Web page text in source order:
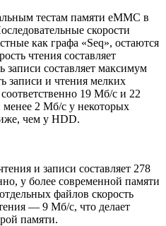
тестам памяти eMMC в
скорости
как графа «Seq», остаются
чтения составляет
записи составляет максимум
записи и чтения мелких
19 Мб/с и 22
менее 2 Мб/с у некоторых
чем у HDD.
и записи составляет 278
у более современной памяти
файлов скорость
— 9 Мб/с, что делает
памяти.